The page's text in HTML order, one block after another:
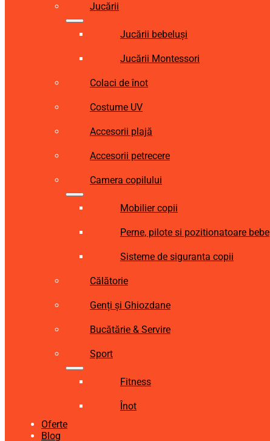
Jucării
Jucării bebeluși
Jucării Montessori
Colaci de înot
Costume UV
Accesorii plajă
Accesorii petrecere
Camera copilului
Mobilier copii
Perne, pilote si pozitionatoare bebe
Sisteme de siguranta copii
Călătorie
Genți și Ghiozdane
Bucătărie & Servire
Sport
Fitness
Înot
Oferte
Blog